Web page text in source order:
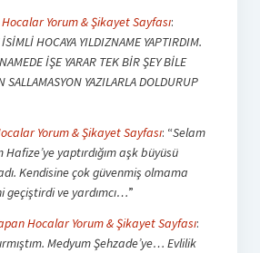
Yorum & Şikayet Sayfası:
HOCAYA YILDIZNAME YAPTIRDIM.
İŞE YARAR TEK BİR ŞEY BİLE
SALLAMASYON YAZILARLA DOLDURUP
Yorum & Şikayet Sayfası: “Selam
yaptırdığım aşk büyüsü
Kendisine çok güvenmiş olmama
geçiştirdi ve yardımcı…”
Hocalar Yorum & Şikayet Sayfası:
Medyum Şehzade’ye… Evlilik